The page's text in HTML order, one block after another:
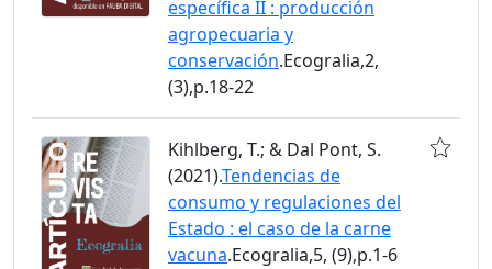
específica II : producción
agropecuaria y
conservación.Ecogralia,2,
(3),p.18-22
Kihlberg, T.; & Dal Pont, S.
(2021).Tendencias de
consumo y regulaciones del
Estado : el caso de la carne
vacuna.Ecogralia,5, (9),p.1-6